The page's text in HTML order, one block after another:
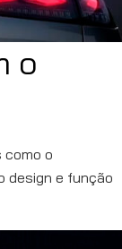
o
como o
design e função